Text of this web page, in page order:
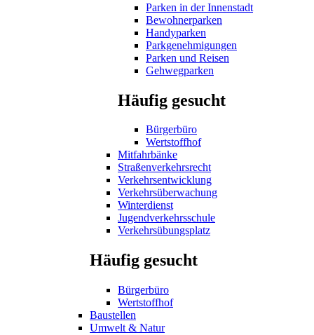
Parken in der Innenstadt
Bewohnerparken
Handyparken
Parkgenehmigungen
Parken und Reisen
Gehwegparken
Häufig gesucht
Bürgerbüro
Wertstoffhof
Mitfahrbänke
Straßenverkehrsrecht
Verkehrsentwicklung
Verkehrsüberwachung
Winterdienst
Jugendverkehrsschule
Verkehrsübungsplatz
Häufig gesucht
Bürgerbüro
Wertstoffhof
Baustellen
Umwelt & Natur